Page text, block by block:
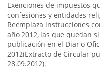
Exenciones de impuestos
confesiones y entidades
Reemplaza instrucciones
año 2012, las que quedan
publicación en el Diario
2012(Extracto de Circular
28.09.2012).